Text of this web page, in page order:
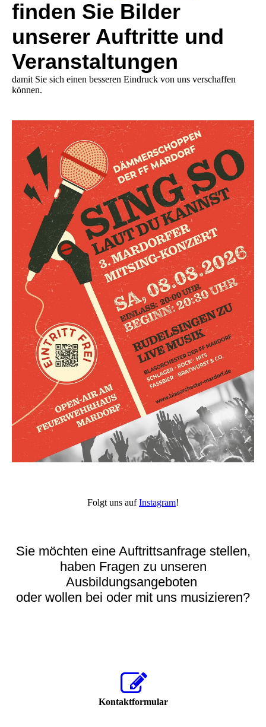
finden Sie Bilder
unserer Auftritte und
Veranstaltungen
damit Sie sich einen besseren Eindruck von uns verschaffen
können.
Folgt uns aufInstagram!
Sie möchten eine Auftrittsanfrage stellen,
haben Fragen zu unseren
Ausbildungsangeboten
oder wollen bei oder mit uns musizieren?
Kontaktformular